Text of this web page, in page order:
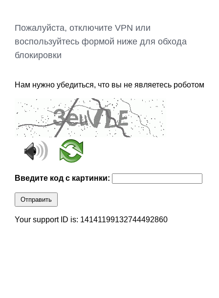
Пожалуйста, отключите VPN или
воспользуйтесь формой ниже для обхода
блокировки
Нам нужно убедиться, что вы не являетесь роботом
Введите код с картинки:
Отправить
Your support ID is: 14141199132744492860